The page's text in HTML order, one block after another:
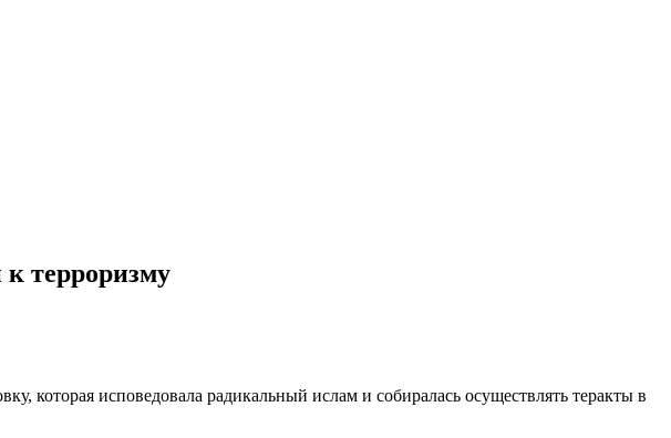
терроризму
которая исповедовала радикальный ислам и собиралась осуществлять теракты в